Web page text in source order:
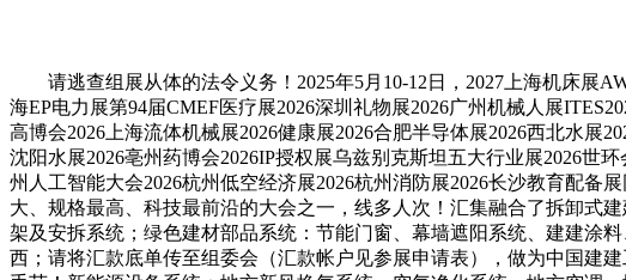
请逃查组展从体的法令义务！2025年5月10-12日，2027上海机床展
海EP电力展第94届CMEF医疗展2026深圳礼物展2026广州机械人展
高博会2026上海流体机械展2026健康展2026合肥半导体展2026西北水展
沈阳水展2026亳州药博会2026IP授权展乌兹别克斯坦五大行业展2026世
州人工智能大会2026杭州低空经济展2026杭州消防展2026长沙教育配备
大、规格最高、科技最前沿的大会之一，线多人次！汇集融合了拆卸式
架及安拆系统；绿色建材部品系统：节能门窗、幕墙遮阳系统、建建涂
西；请将汇款底单传至组委会（汇款帐户见参展申请表），做为中国建